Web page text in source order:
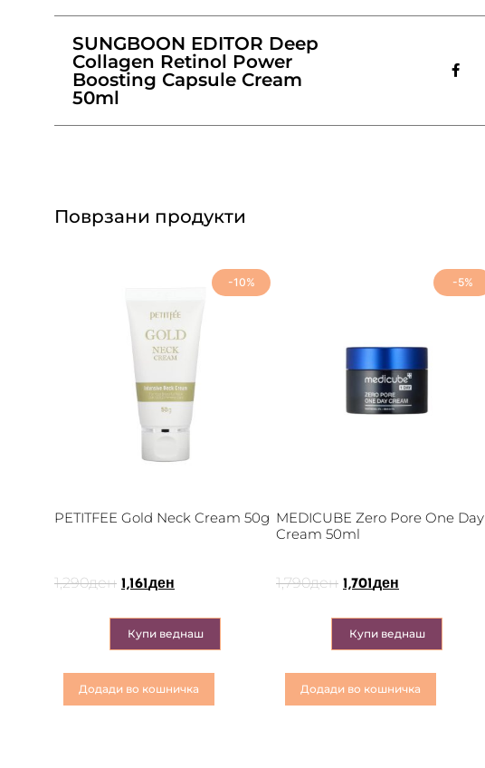
SUNGBOON EDITOR Deep
Collagen Retinol Power
Boosting Capsule Cream
50ml
Поврзани продукти
-10%
PETITFEE Gold Neck Cream 50g
1,290ден 1,161 ден
Купи веднаш
Додади во кошничка
-5%
MEDICUBE Zero Pore One Day
Cream 50ml
1,790ден 1,701 ден
Купи веднаш
Додади во кошничка